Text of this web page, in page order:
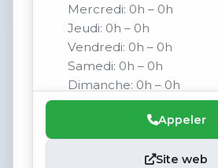
Mercredi: 0h – 0h
Jeudi: 0h – 0h
Vendredi: 0h – 0h
Samedi: 0h – 0h
Dimanche: 0h – 0h
Appeler
Site web